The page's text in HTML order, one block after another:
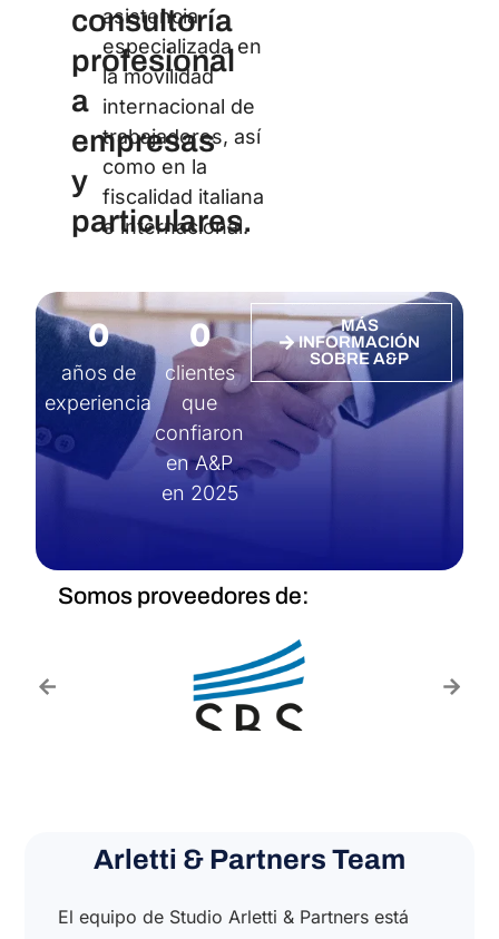
consultoría
profesional
a
empresas
y
particulares.
asistencia
especializada en
la movilidad
internacional de
trabajadores, así
como en la
fiscalidad italiana
e internacional.
años de
experiencia
0
clientes
que
confiaron
en A&P
en 2025
0
MÁS
INFORMACIÓN
SOBRE A&P
Somos proveedores de:
Arletti & Partners Team
El equipo de Studio Arletti & Partners está